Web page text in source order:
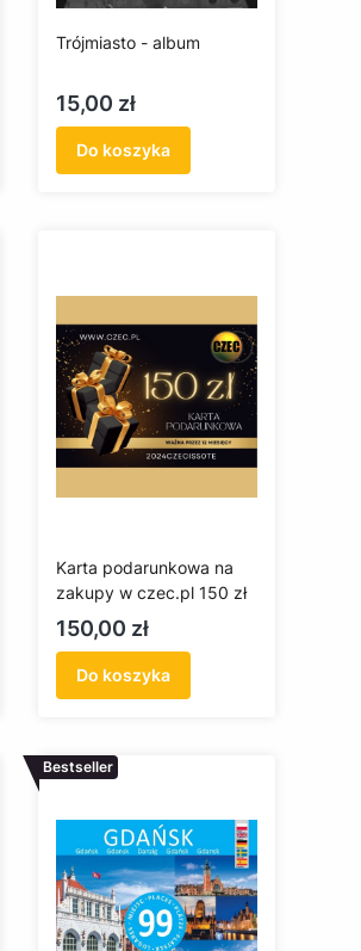
Trójmiasto - album
Cena
15,00 zł
Do koszyka
Karta podarunkowa na
zakupy w czec.pl 150 zł
Cena
150,00 zł
Do koszyka
Bestseller